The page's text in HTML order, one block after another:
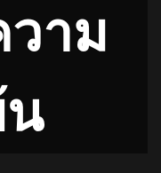
าม